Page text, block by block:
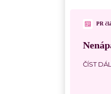
PR
ČÍST